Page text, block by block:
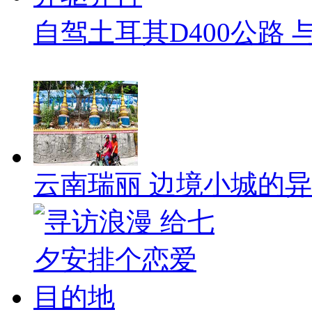
自驾土耳其D400公路
云南瑞丽 边境小城的